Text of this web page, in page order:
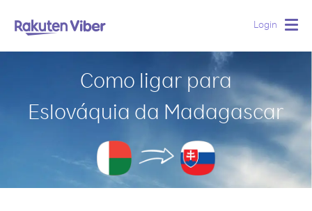
Login
Como ligar para
Eslováquia da Madagascar